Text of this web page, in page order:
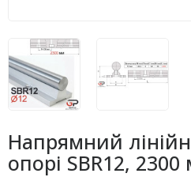
Напрямний
опорі SBR12,